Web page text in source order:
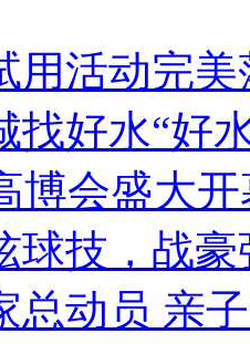
用活动完
找好水“好
博会盛大
球技，战
总动员 亲